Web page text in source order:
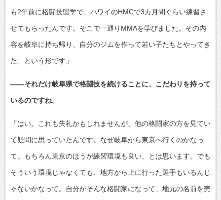
も2年前に格闘技留学で、ハワイのHMCで3カ月間ぐらい練習さ
せてもらったんです。そこで一通りMMAを学びました。その内
容を岐阜に持ち帰り、自分のジムを作って若い子たちとやってき
た、という形です」
――それだけ岐阜県で格闘技を続けることに、こだわりを持って
いるのですね。
「はい。これも失礼かもしれませんが、他の格闘家の方を見てい
て疑問に思っていたんです。なぜ岐阜から東京へ行くのかなっ
て。もちろん東京のほうが練習環境も良い、とは思います。でも
そういう環境じゃなくても、地方から上に行った選手もいるんじ
ゃないかなって。自分がそんな格闘家になって、地元の名前を売